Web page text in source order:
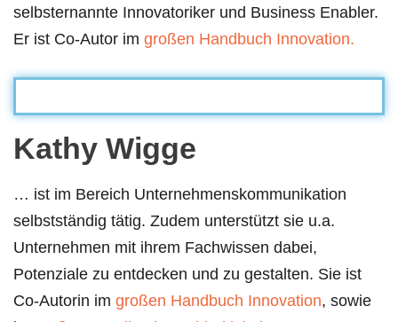
selbsternannte Innovatoriker und Business Enabler.
Er ist Co-Autor im großen Handbuch Innovation.
Kathy Wigge
… ist im Bereich Unternehmenskommunikation
selbstständig tätig. Zudem unterstützt sie u.a.
Unternehmen mit ihrem Fachwissen dabei,
Potenziale zu entdecken und zu gestalten. Sie ist
Co-Autorin im großen Handbuch Innovation, sowie